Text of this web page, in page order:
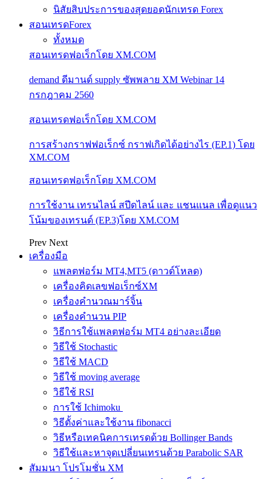
นิสัยสิบประการของสุดยอดนักเทรด Forex
สอนเทรดForex
ทั้งหมด
สอนเทรดฟอเร็กโดย XM.COM
demand ดีมานด์ supply ซัพพลาย XM Webinar 14
กรกฎาคม 2560
สอนเทรดฟอเร็กโดย XM.COM
การสร้างกราฟฟอเร็กซ์ กราฟเกิดได้อย่างไร (EP.1) โดย
XM.COM
สอนเทรดฟอเร็กโดย XM.COM
การใช้งาน เทรนไลน์ สปีดไลน์ และ แชนแนล เพื่อดูแนว
โน้มของเทรนด์ (EP.3)โดย XM.COM
Prev Next
เครื่องมือ
แพลตฟอร์ม MT4,MT5 (ดาวด์โหลด)
เครื่องคิดเลขฟอเร็กซ์XM
เครื่องคำนวณมาร์จิ้น
เครื่องคำนวน PIP
วิธีการใช้แพลตฟอร์ม MT4 อย่างละเอียด
วิธีใช้ Stochastic
วิธีใช้ MACD
วิธีใช้ moving average
วิธีใช้ RSI
การใช้ Ichimoku
วิธีตั้งค่าและใช้งาน fibonacci
วิธีหรือเทคนิคการเทรดด้วย Bollinger Bands
วิธีใช้และหาจุดเปลี่ยนเทรนด้วย Parabolic SAR
สัมมนา โปรโมชั่น XM